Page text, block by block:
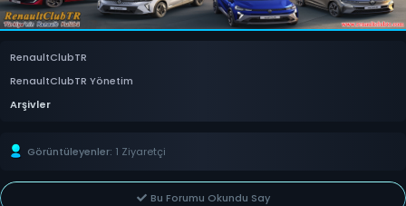
RenaultClubTR
RenaultClubTR Yönetim
Arşivler
Görüntüleyenler: 1 Ziyaretçi
Bu Forumu Okundu Say